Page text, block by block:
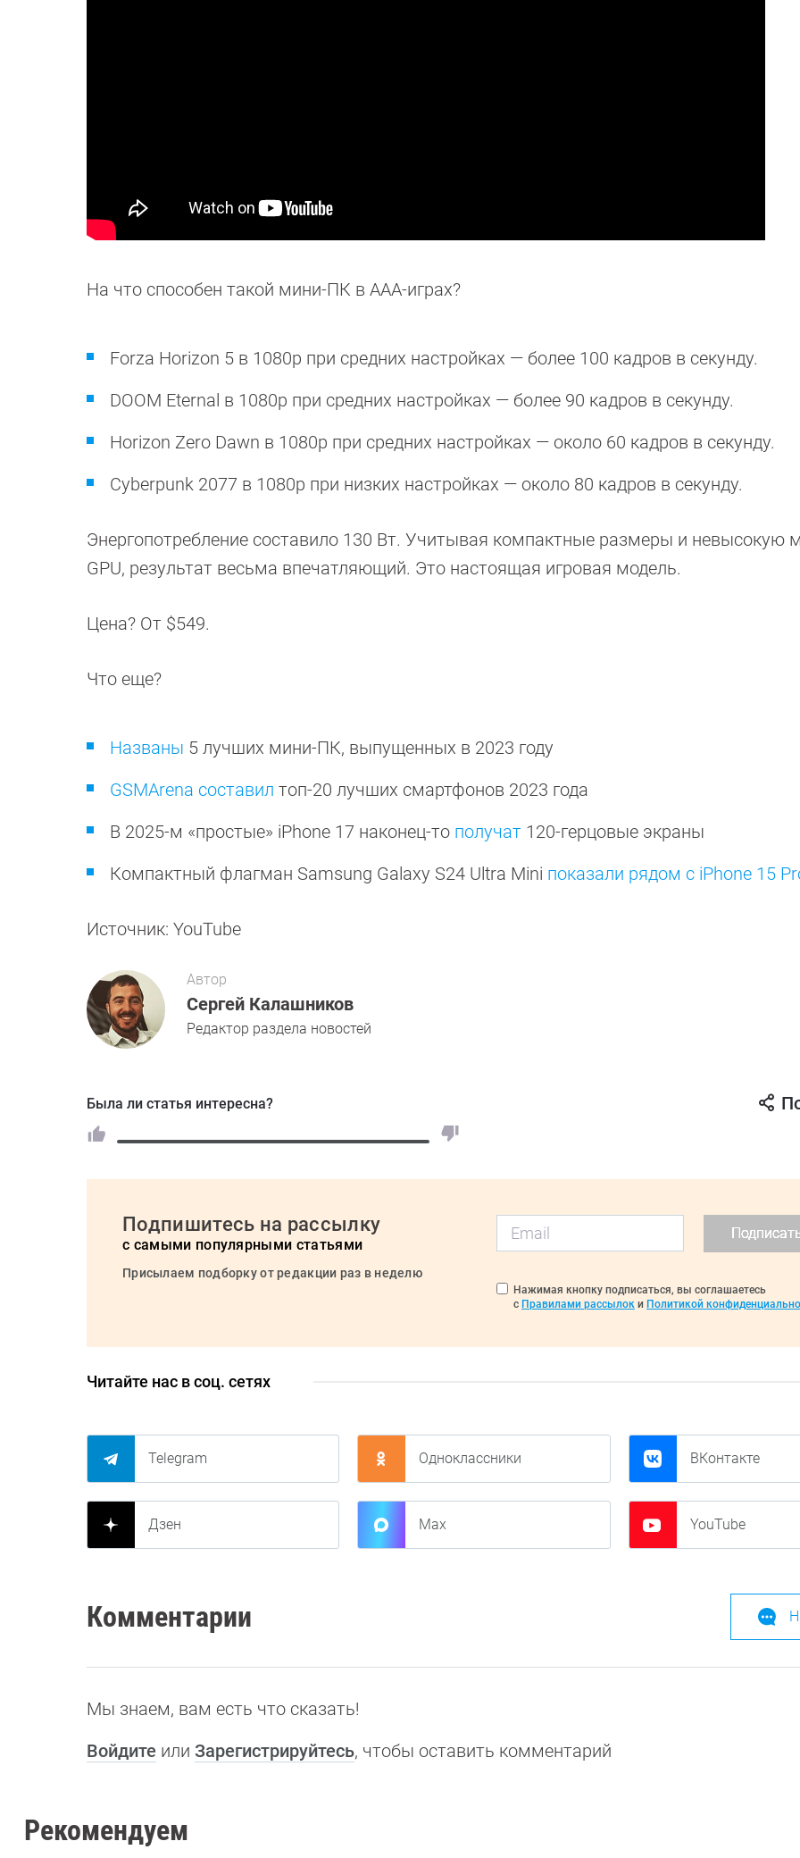
На что способен такой мини-ПК в ААА-играх?
Forza Horizon 5 в 1080p при средних настройках — более 100 кадров в секунду.
DOOM Eternal в 1080p при средних настройках — более 90 кадров в секунду.
Horizon Zero Dawn в 1080p при средних настройках — около 60 кадров в секунду.
Cyberpunk 2077 в 1080p при низких настройках — около 80 кадров в секунду.
Энергопотребление составило 130 Вт. Учитывая компактные размеры и невысокую
GPU, результат весьма впечатляющий. Это настоящая игровая модель.
Цена? От $549.
Что еще?
Названы 5 лучших мини-ПК, выпущенных в 2023 году
GSMArena составил топ-20 лучших смартфонов 2023 года
В 2025-м «простые» iPhone 17 наконец-то получат 120-герцовые экраны
Компактный флагман Samsung Galaxy S24 Ultra Mini показали рядом с iPhone 15
Источник: YouTube
Автор
Сергей Калашников
Редактор раздела новостей
Была ли статья интересна?
Подпишитесь на рассылку
с самыми популярными статьями
Присылаем подборку от редакции раз в неделю
Нажимая кнопку подписаться, вы соглашаетесь
с Правилами рассылок и Политикой
Читайте нас в соц. сетях
Telegram Одноклассники ВКонтакте
Дзен Max YouTube
Комментарии
Мы знаем, вам есть что сказать!
Войдите или Зарегистрируйтесь, чтобы оставить комментарий
Рекомендуем